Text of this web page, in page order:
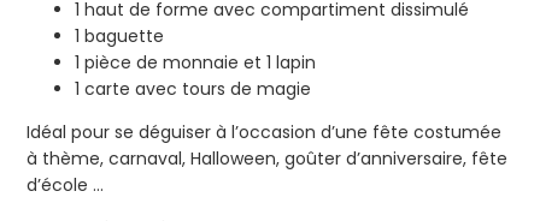
1 haut de forme avec compartiment dissimulé
1 baguette
1 pièce de monnaie et 1 lapin
1 carte avec tours de magie
Idéal pour se déguiser à l’occasion d’une fête costumée
à thème, carnaval, Halloween, goûter d’anniversaire, fête
d’école …